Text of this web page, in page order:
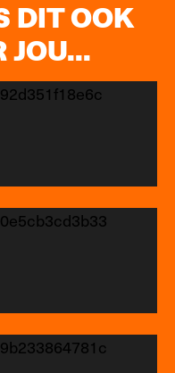
DIT OOK
JOU...